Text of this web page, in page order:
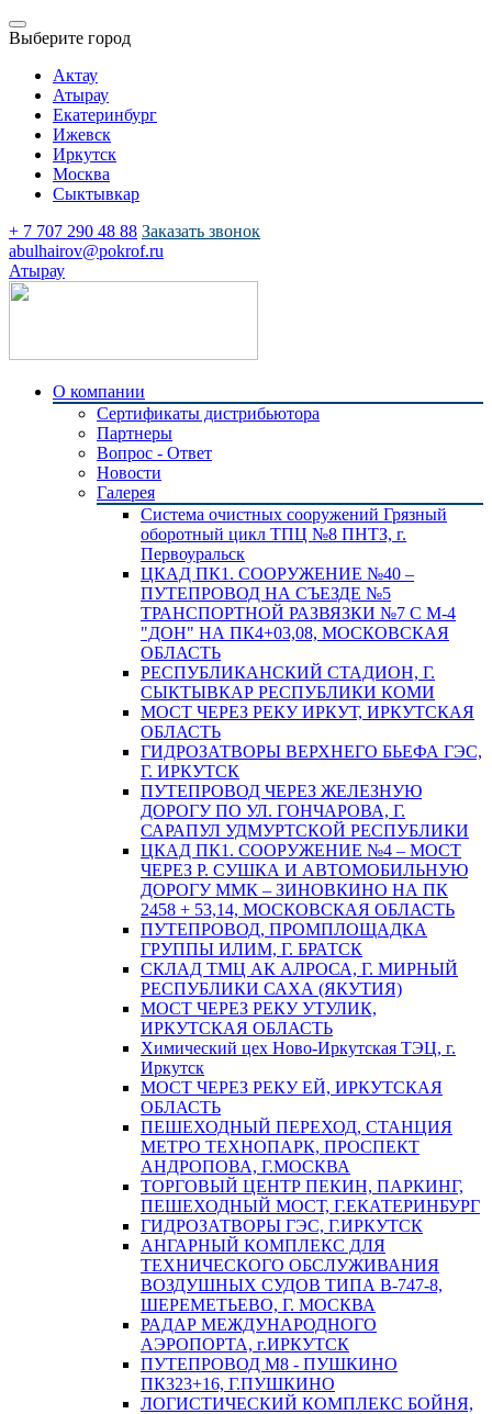
Выберите город
Актау
Атырау
Екатеринбург
Ижевск
Иркутск
Москва
Сыктывкар
+ 7 707 290 48 88 Заказать звонок
abulhairov@pokrof.ru
Атырау
О компании
Сертификаты дистрибьютора
Партнеры
Вопрос - Ответ
Новости
Галерея
Система очистных сооружений Грязный
оборотный цикл ТПЦ №8 ПНТЗ, г.
Первоуральск
ЦКАД ПК1. СООРУЖЕНИЕ №40 –
ПУТЕПРОВОД НА СЪЕЗДЕ №5
ТРАНСПОРТНОЙ РАЗВЯЗКИ №7 С М-4
"ДОН" НА ПК4+03,08, МОСКОВСКАЯ
ОБЛАСТЬ
РЕСПУБЛИКАНСКИЙ СТАДИОН, Г.
СЫКТЫВКАР РЕСПУБЛИКИ КОМИ
МОСТ ЧЕРЕЗ РЕКУ ИРКУТ, ИРКУТСКАЯ
ОБЛАСТЬ
ГИДРОЗАТВОРЫ ВЕРХНЕГО БЬЕФА ГЭС,
Г. ИРКУТСК
ПУТЕПРОВОД ЧЕРЕЗ ЖЕЛЕЗНУЮ
ДОРОГУ ПО УЛ. ГОНЧАРОВА, Г.
САРАПУЛ УДМУРТСКОЙ РЕСПУБЛИКИ
ЦКАД ПК1. СООРУЖЕНИЕ №4 – МОСТ
ЧЕРЕЗ Р. СУШКА И АВТОМОБИЛЬНУЮ
ДОРОГУ ММК – ЗИНОВКИНО НА ПК
2458 + 53,14, МОСКОВСКАЯ ОБЛАСТЬ
ПУТЕПРОВОД, ПРОМПЛОЩАДКА
ГРУППЫ ИЛИМ, Г. БРАТСК
СКЛАД ТМЦ АК АЛРОСА, Г. МИРНЫЙ
РЕСПУБЛИКИ САХА (ЯКУТИЯ)
МОСТ ЧЕРЕЗ РЕКУ УТУЛИК,
ИРКУТСКАЯ ОБЛАСТЬ
Химический цех Ново-Иркутская ТЭЦ, г.
Иркутск
МОСТ ЧЕРЕЗ РЕКУ ЕЙ, ИРКУТСКАЯ
ОБЛАСТЬ
ПЕШЕХОДНЫЙ ПЕРЕХОД, СТАНЦИЯ
МЕТРО ТЕХНОПАРК, ПРОСПЕКТ
АНДРОПОВА, Г.МОСКВА
ТОРГОВЫЙ ЦЕНТР ПЕКИН, ПАРКИНГ,
ПЕШЕХОДНЫЙ МОСТ, Г.ЕКАТЕРИНБУРГ
ГИДРОЗАТВОРЫ ГЭС, Г.ИРКУТСК
АНГАРНЫЙ КОМПЛЕКС ДЛЯ
ТЕХНИЧЕСКОГО ОБСЛУЖИВАНИЯ
ВОЗДУШНЫХ СУДОВ ТИПА В-747-8,
ШЕРЕМЕТЬЕВО, Г. МОСКВА
РАДАР МЕЖДУНАРОДНОГО
АЭРОПОРТА, г.ИРКУТСК
ПУТЕПРОВОД М8 - ПУШКИНО
ПК323+16, Г.ПУШКИНО
ЛОГИСТИЧЕСКИЙ КОМПЛЕКС БОЙНЯ,